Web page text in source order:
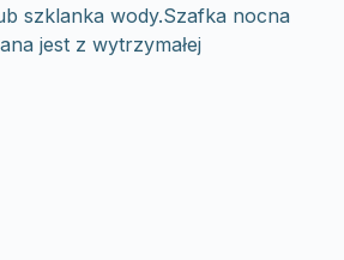
szklanka wody.Szafka nocna
jest z wytrzymałej